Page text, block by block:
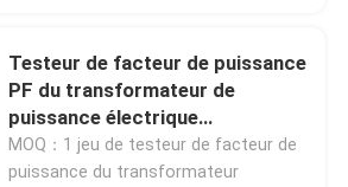
Testeur de facteur de puissance
PF du transformateur de
puissance électrique
automatique TDT
MOQ：1 jeu de testeur de facteur de
puissance du transformateur